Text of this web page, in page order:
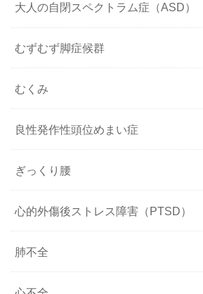
大人の自閉スペクトラム症（ASD）
むずむず脚症候群
むくみ
良性発作性頭位めまい症
ぎっくり腰
心的外傷後ストレス障害（PTSD）
肺不全